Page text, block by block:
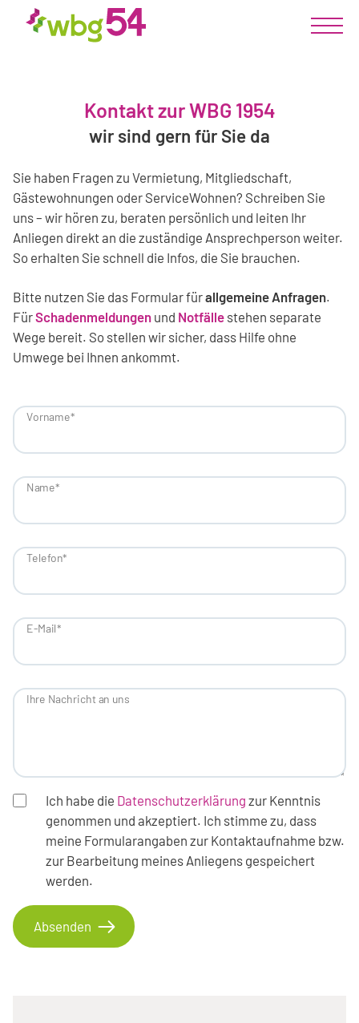
Kontakt zur WBG 1954
wir sind gern für Sie da
Sie haben Fragen zu Vermietung, Mitgliedschaft,
Gästewohnungen oder ServiceWohnen? Schreiben Sie
uns – wir hören zu, beraten persönlich und leiten Ihr
Anliegen direkt an die zuständige Ansprechperson weiter.
So erhalten Sie schnell die Infos, die Sie brauchen.
Bitte nutzen Sie das Formular fürallgemeine Anfragen.
FürSchadenmeldungen und Notfälle stehen separate
Wege bereit. So stellen wir sicher, dass Hilfe ohne
Umwege bei Ihnen ankommt.
Vorname*
Name*
Telefon*
E-Mail*
Ihre Nachricht an uns
Ich habe die Datenschutzerklärung zur Kenntnis
genommen und akzeptiert. Ich stimme zu, dass
meine Formularangaben zur Kontaktaufnahme bzw.
zur Bearbeitung meines Anliegens gespeichert
werden.
Absenden